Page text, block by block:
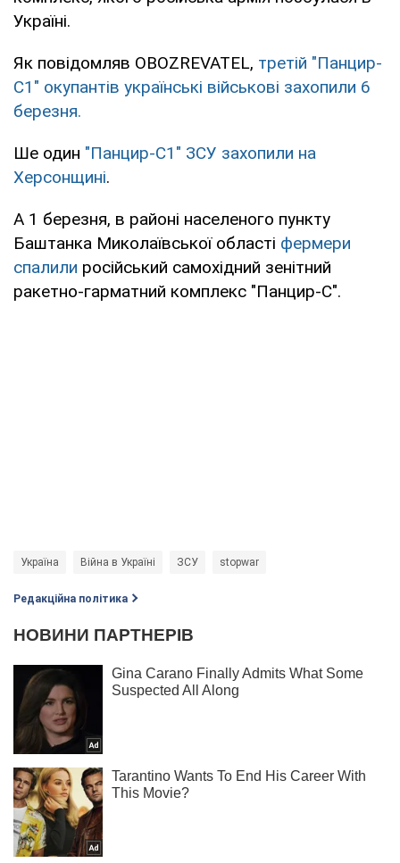
Україні.
Як повідомляв OBOZREVATEL, третій "Панцир-
С1" окупантів українські військові захопили 6
березня.
Ше один "Панцир-С1" ЗСУ захопили на
Херсонщині.
А 1 березня, в районі населеного пункту
Баштанка Миколаївської області фермери
спалили російський самохідний зенітний
ракетно-гарматний комплекс "Панцир-С".
Україна Війна в Україні ЗСУ stopwar
Редакційна політика